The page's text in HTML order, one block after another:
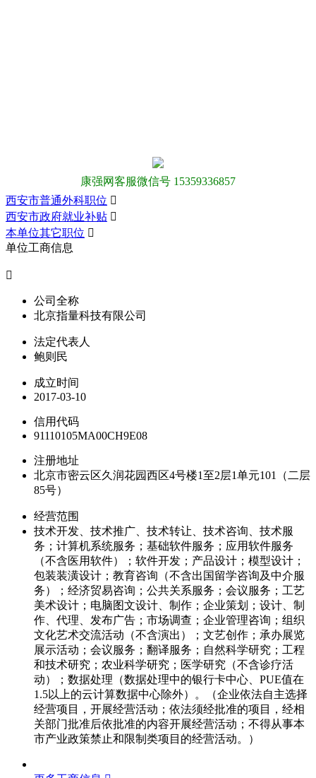
康强网客服微信号 15359336857
西安市普通外科职位 
西安市政府就业补贴 
本单位其它职位 
单位工商信息

公司全称
北京指量科技有限公司
法定代表人
鲍则民
成立时间
2017-03-10
信用代码
91110105MA00CH9E08
注册地址
北京市密云区久润花园西区4号楼1至2层1单元101（二层
85号）
经营范围
技术开发、技术推广、技术转让、技术咨询、技术服
务；计算机系统服务；基础软件服务；应用软件服务
（不含医用软件）；软件开发；产品设计；模型设计；
包装装潢设计；教育咨询（不含出国留学咨询及中介服
务）；经济贸易咨询；公共关系服务；会议服务；工艺
美术设计；电脑图文设计、制作；企业策划；设计、制
作、代理、发布广告；市场调查；企业管理咨询；组织
文化艺术交流活动（不含演出）；文艺创作；承办展览
展示活动；会议服务；翻译服务；自然科学研究；工程
和技术研究；农业科学研究；医学研究（不含诊疗活
动）；数据处理（数据处理中的银行卡中心、PUE值在
1.5以上的云计算数据中心除外）。（企业依法自主选择
经营项目，开展经营活动；依法须经批准的项目，经相
关部门批准后依批准的内容开展经营活动；不得从事本
市产业政策禁止和限制类项目的经营活动。）